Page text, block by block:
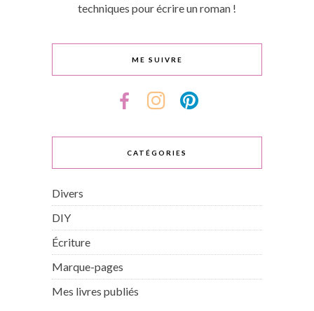
techniques pour écrire un roman !
ME SUIVRE
CATÉGORIES
Divers
DIY
Écriture
Marque-pages
Mes livres publiés